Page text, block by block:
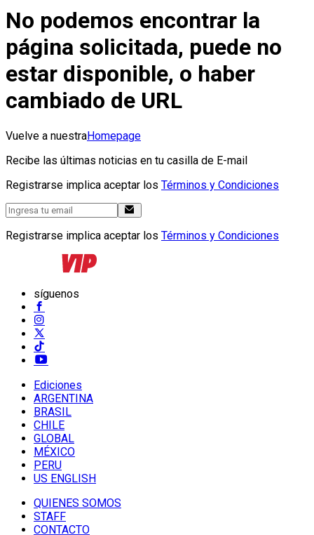
No podemos encontrar la
página solicitada, puede no
estar disponible, o haber
cambiado de URL
Vuelve a nuestraHomepage
Recibe las últimas noticias en tu casilla de E-mail
Registrarse implica aceptar los Términos y Condiciones
Registrarse implica aceptar los Términos y Condiciones
síguenos
Ediciones
ARGENTINA
BRASIL
CHILE
GLOBAL
MÉXICO
PERU
US ENGLISH
QUIENES SOMOS
STAFF
CONTACTO